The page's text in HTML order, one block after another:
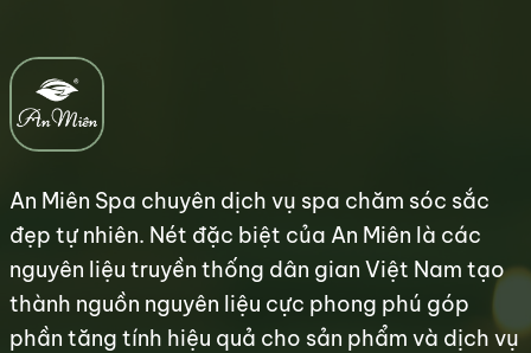
An Miên Spa chuyên dịch vụ spa chăm sóc sắc
đẹp tự nhiên. Nét đặc biệt của An Miên là các
nguyên liệu truyền thống dân gian Việt Nam tạo
thành nguồn nguyên liệu cực phong phú góp
phần tăng tính hiệu quả cho sản phẩm và dịch vụ